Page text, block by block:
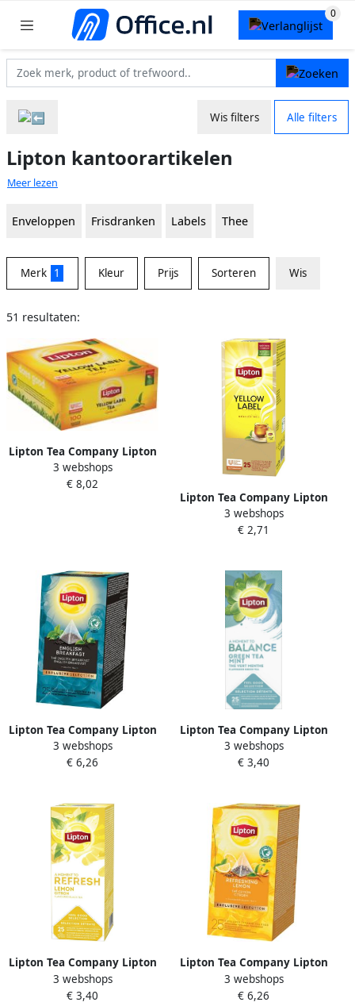
Wis filters Alle filters
Lipton kantoorartikelen
Meer lezen
Enveloppen Frisdranken Labels Thee
Merk 1 Kleur Prijs Sorteren Wis
51 resultaten:
Lipton Tea Company Lipton
thee Feel Good Selection
Yellow label doos van 100
3 webshops
€ 8,02
Lipton Tea Company Lipton
thee Feel Good Selection
Yellow label doos van 25
3 webshops
€ 2,71
Lipton Tea Company Lipton
thee Exclusive Selection
English Breakfast doos van
3 webshops
€ 6,26
Lipton Tea Company Lipton
thee Feel Good Selection
Groene thee munt pak van
3 webshops
€ 3,40
Lipton Tea Company Lipton
thee Feel Good Selection
citroen pak van 25 zakjes
3 webshops
€ 3,40
Lipton Tea Company Lipton
thee Exclusive Selection
Citroen doos van 25 zakjes
3 webshops
€ 6,26